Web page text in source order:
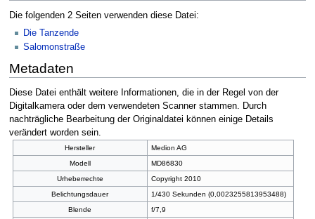
Die folgenden 2 Seiten verwenden diese Datei:
Die Tanzende
Salomonstraße
Metadaten
Diese Datei enthält weitere Informationen, die in der Regel von der
Digitalkamera oder dem verwendeten Scanner stammen. Durch
nachträgliche Bearbeitung der Originaldatei können einige Details
verändert worden sein.
Hersteller
Medion AG
Modell
MD86830
Urheberrechte
Copyright 2010
Belichtungsdauer
1/430 Sekunden (0,0023255813953488)
Blende
f/7,9